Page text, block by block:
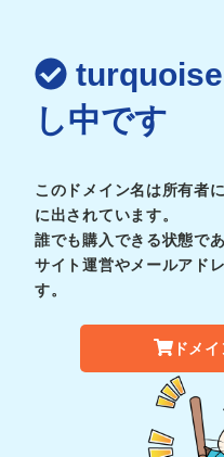
し中です
このドメイン名は所有者
に出されています。
誰でも購入できる状態で
サイト運営やメールアド
す。
ドメイ